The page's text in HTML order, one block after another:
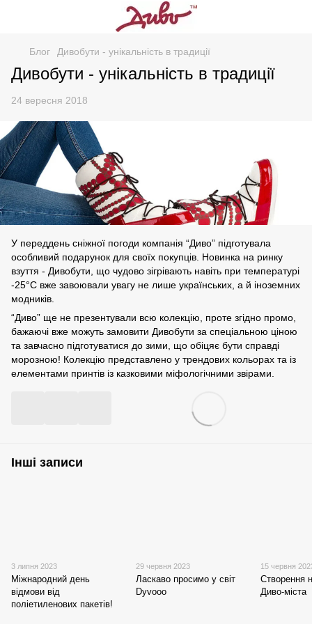
Блог Дивобути - унікальність в традиції
Дивобути - унікальність в традиції
24 вересня 2018
У переддень сніжної погоди компанія “Диво” підготувала
особливий подарунок для своїх покупців. Новинка на ринку
взуття - Дивобути, що чудово зігрівають навіть при температурі
-25°С вже завоювали увагу не лише українських, а й іноземних
модників.
“Диво” ще не презентували всю колекцію, проте згідно промо,
бажаючі вже можуть замовити Дивобути за спеціальною ціною
та завчасно підготуватися до зими, що обіцяє бути справді
морозною! Колекцію представлено у трендових кольорах та із
елементами принтів із казковими міфологічними звірами.
Інші записи
3 липня 2023
Міжнародний день
відмови від
поліетиленових пакетів!
29 червня 2023
Ласкаво просимо у світ
Dyvooo
15 червня
Cтворення
Диво-міста